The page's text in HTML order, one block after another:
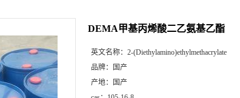
DEMA甲基丙烯酸二乙氨基乙酯
英文名称： 2-(Diethylamino)ethylmethacrylate
品牌：
国产
产地：
国产